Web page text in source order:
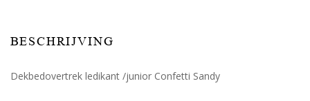
BESCHRIJVING
Dekbedovertrek ledikant /junior Confetti Sandy